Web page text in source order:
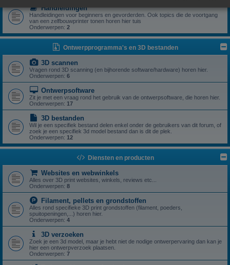
Handleidingen
Handleidingen voor beginners en gevorderden. Ook topics die de voortgang
van een zelfbouwprinter tonen horen hier tuis
Onderwerpen: 2
Ontwerpprogramma's en 3D bestanden
3D scannen
Vragen rond 3D scanning (en bijhorende software/hardware) horen hier.
Onderwerpen: 6
Ontwerpsoftware
Zit je met een vraag rond het gebruik van de ontwerpsoftware, die horen hier.
Onderwerpen: 17
3D bestanden
Wil je een specifiek bestand delen enkel onder de gebruikers van dit forum, of
zoek je een specifiek 3d model bestand dan is dit de plek.
Onderwerpen: 12
Diensten en producten
Websites en webwinkels
Alles over 3D print websites, winkels, reviews etc...
Onderwerpen: 8
Filament, pellets en grondstoffen
Alles rond specifieke 3D print grondstoffen (filament, poeders,
spuitopeningen,...) horen hier.
Onderwerpen: 4
3D verzoeken
Zoek je een 3d model, maar je hebt niet de nodige ontwerpervaring dan kan je
hier een ontwerpverzoek plaatsen.
Onderwerpen: 7